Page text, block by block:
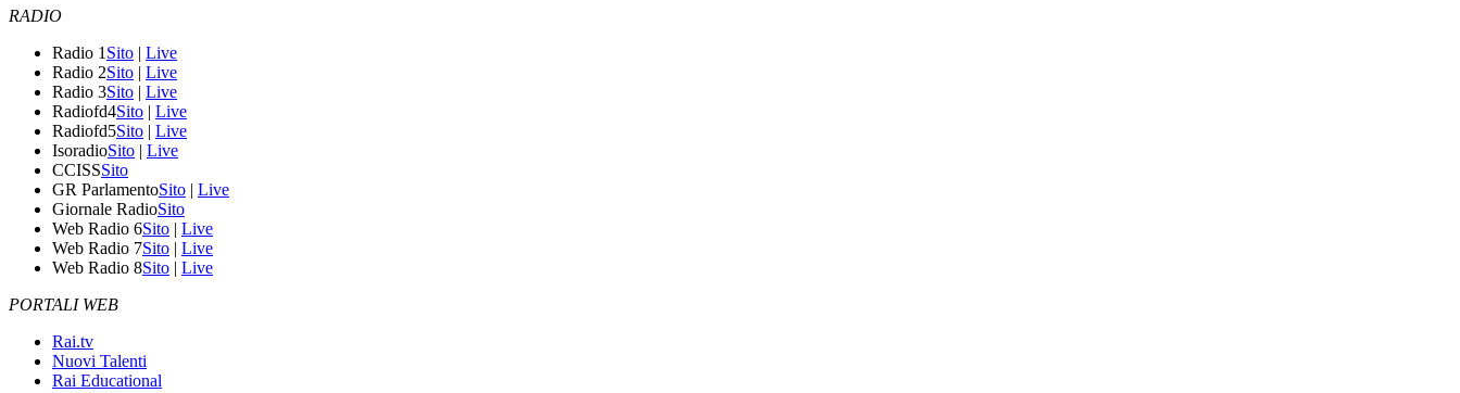
RADIO
Radio 1 Sito | Live
Radio 2Sito | Live
Radio 3Sito | Live
Radiofd4Sito | Live
Radiofd5Sito | Live
IsoradioSito | Live
CCISSSito
GR ParlamentoSito | Live
Giornale RadioSito
Web Radio 6Sito | Live
Web Radio 7Sito | Live
Web Radio 8Sito | Live
PORTALI WEB
Rai.tv
Nuovi Talenti
Rai Educational